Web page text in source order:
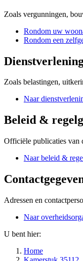
Zoals vergunningen,
Rondom uw
Rondom een
Zoals belastingen,
Naar
Beleid &
Officiële publicaties van
Naar beleid &
Adressen en
Naar
U bent hier:
Home